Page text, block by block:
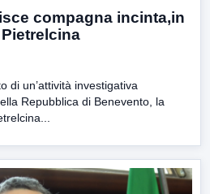
compagna incinta,in
di un’attività investigativa
Repubblica di Benevento, la